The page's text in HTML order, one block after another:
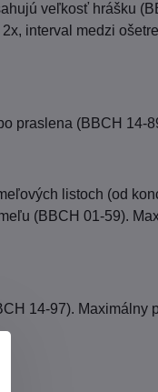
veľkosť hrášku
interval medzi
praslena (BBCH 14-
listoch (od
(BBCH 01-59).
14-97). Maximálny